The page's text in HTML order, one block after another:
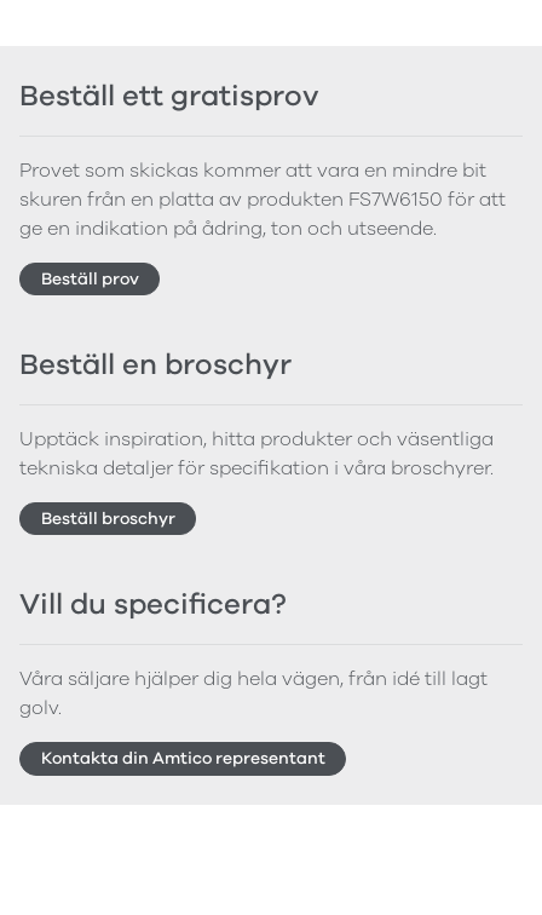
Beställ ett gratisprov
Provet som skickas kommer att vara en mindre bit
skuren från en platta av produkten FS7W6150 för att
ge en indikation på ådring, ton och utseende.
Beställ prov
Beställ en broschyr
Upptäck inspiration, hitta produkter och väsentliga
tekniska detaljer för specifikation i våra broschyrer.
Beställ broschyr
Vill du specificera?
Våra säljare hjälper dig hela vägen, från idé till lagt
golv.
Kontakta din Amtico representant